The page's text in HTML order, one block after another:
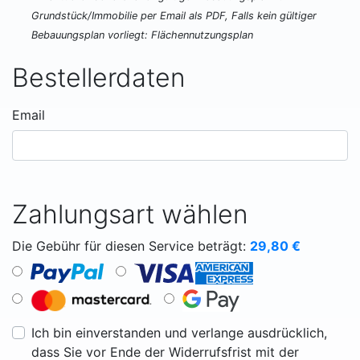
Grundstück/Immobilie per Email als PDF, Falls kein gültiger
Bebauungsplan vorliegt: Flächennutzungsplan
Bestellerdaten
Email
Zahlungsart wählen
Die Gebühr für diesen Service beträgt: 29,80 €
Ich bin einverstanden und verlange ausdrücklich,
dass Sie vor Ende der Widerrufsfrist mit der